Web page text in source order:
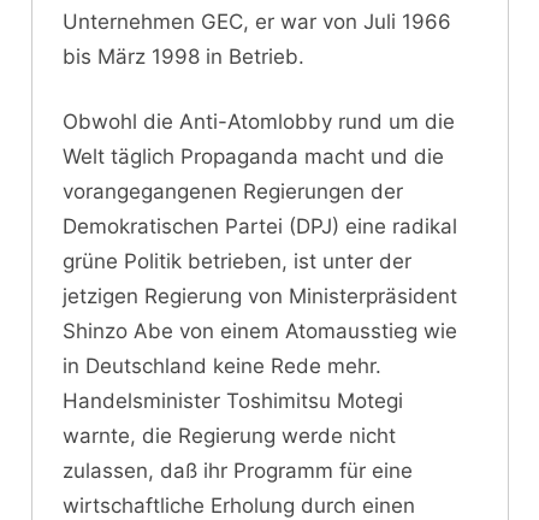
Unternehmen GEC, er war von Juli 1966
bis März 1998 in Betrieb.
Obwohl die Anti-Atomlobby rund um die
Welt täglich Propaganda macht und die
vorangegangenen Regierungen der
Demokratischen Partei (DPJ) eine radikal
grüne Politik betrieben, ist unter der
jetzigen Regierung von Ministerpräsident
Shinzo Abe von einem Atomausstieg wie
in Deutschland keine Rede mehr.
Handelsminister Toshimitsu Motegi
warnte, die Regierung werde nicht
zulassen, daß ihr Programm für eine
wirtschaftliche Erholung durch einen